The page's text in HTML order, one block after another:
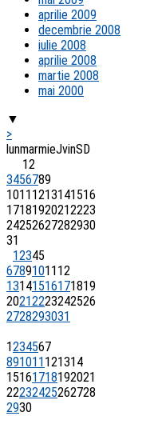
aprilie 2009
decembrie 2008
iulie 2008
aprilie 2008
martie 2008
mai 2000
▼
>
lunmarmieJvinSD
12
3456789
10111213141516
17181920212223
24252627282930
31
12345
6789101112
13141516171819
20212223242526
2728293031
1234567
891011121314
15161718192021
22232425262728
2930